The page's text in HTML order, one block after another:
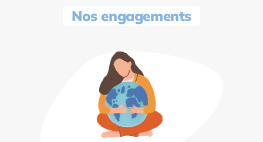
Nos engagements